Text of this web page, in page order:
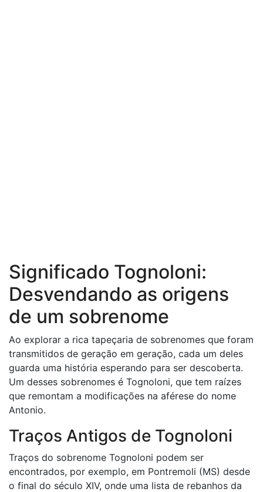
Significado Tognoloni:
Desvendando as origens
de um sobrenome
Ao explorar a rica tapeçaria de sobrenomes que foram
transmitidos de geração em geração, cada um deles
guarda uma história esperando para ser descoberta.
Um desses sobrenomes é Tognoloni, que tem raízes
que remontam a modificações na aférese do nome
Antonio.
Traços Antigos de Tognoloni
Traços do sobrenome Tognoloni podem ser
encontrados, por exemplo, em Pontremoli (MS) desde
o final do século XIV, onde uma lista de rebanhos da